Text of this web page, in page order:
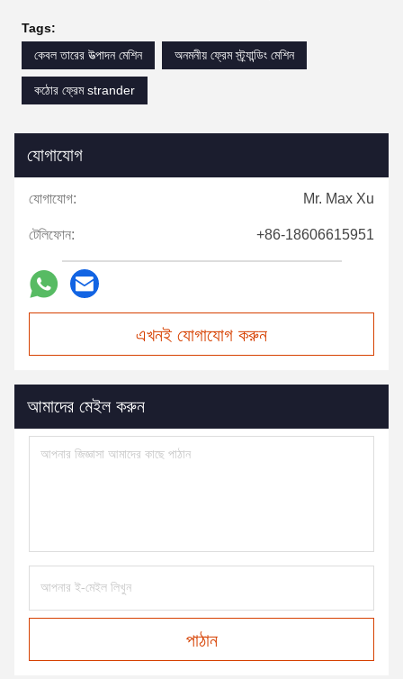
Tags:
কেবল তারের উত্পাদন মেশিন
অনমনীয় ফ্রেম স্ট্র্যান্ডিং মেশিন
কঠোর ফ্রেম strander
যোগাযোগ
যোগাযোগ: Mr. Max Xu
টেলিফোন: +86-18606615951
এখনই যোগাযোগ করুন
আমাদের মেইল করুন
পাঠান